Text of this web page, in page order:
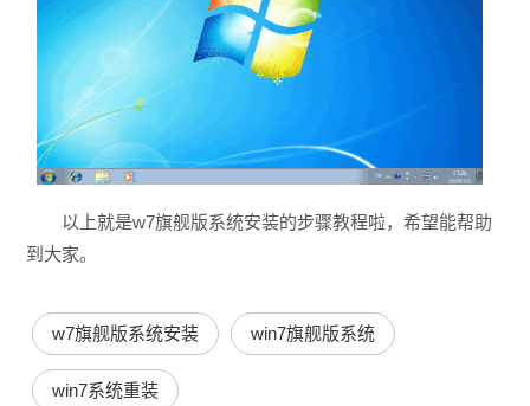
以上就是w7旗舰版系统安装的步骤教程啦，希望能帮助
到大家。
w7旗舰版系统安装 win7旗舰版系统
win7系统重装